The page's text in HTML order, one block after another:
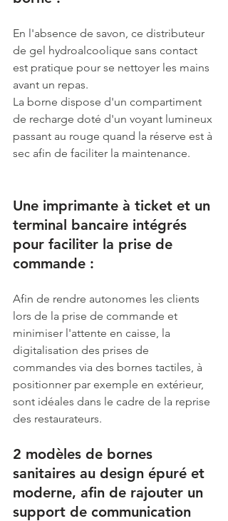
En l'absence de savon, ce distributeur
de gel hydroalcoolique sans contact
est pratique pour se nettoyer les mains
avant un repas.
La borne dispose d'un compartiment
de recharge doté d'un voyant lumineux
passant au rouge quand la réserve est à
sec afin de faciliter la maintenance.
Une imprimante à ticket et un
terminal bancaire intégrés
pour faciliter la prise de
commande :
Afin de rendre autonomes les clients
lors de la prise de commande et
minimiser l'attente en caisse, la
digitalisation des prises de
commandes via des bornes tactiles, à
positionner par exemple en extérieur,
sont idéales dans le cadre de la reprise
des restaurateurs.
2 modèles de bornes
sanitaires au design épuré et
moderne, afin de rajouter un
support de communication